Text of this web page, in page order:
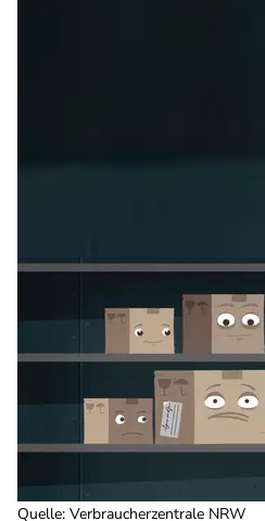
Quelle: Verbraucherzentrale NRW